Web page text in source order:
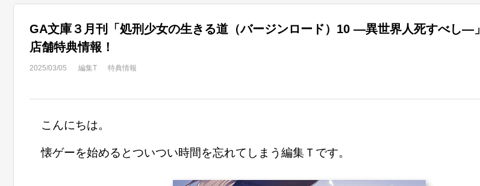
GA文庫３月刊「処刑少女の生きる道（バージンロード）10 ―異世界人死すべし―」
店舗特典情報！
2025/03/05 編集T 特典情報
こんにちは。
懐ゲーを始めるとついつい時間を忘れてしまう編集Ｔです。